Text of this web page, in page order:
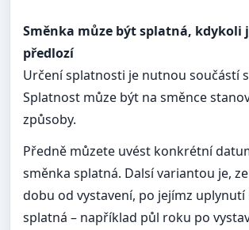
Směnka můze být splatná, kdykoli
předlozí
Určení splatnosti je nutnou součástí
Splatnost můze být na směnce
způsoby.
Předně můzete uvést konkrétní
směnka splatná. Dalsí variantou je,
dobu od vystavení, po jejímz uplynutí
splatná – například půl roku po